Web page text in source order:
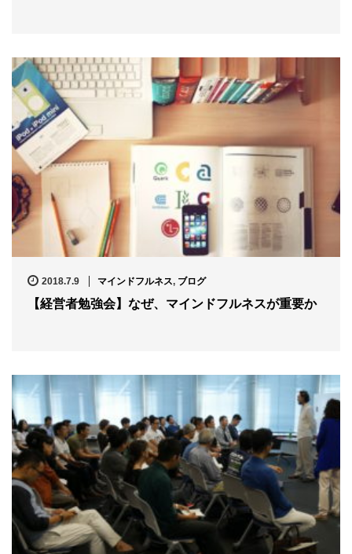
2018.7.9 マインドフルネス, ブログ
【経営者勉強会】なぜ、マインドフルネスが重要か